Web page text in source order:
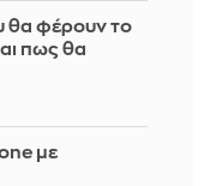
θα φέρουν το
πως θα
με